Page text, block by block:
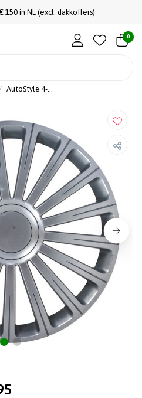
150 in NL (excl. dakkoffers)
0
AutoStyle 4-Delige Wieldoppenset Radical 13-inch zilver + chroom ring